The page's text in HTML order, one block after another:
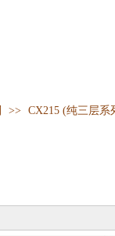
>> CX215 (纯三层系